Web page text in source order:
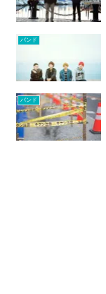
バンド
バンド